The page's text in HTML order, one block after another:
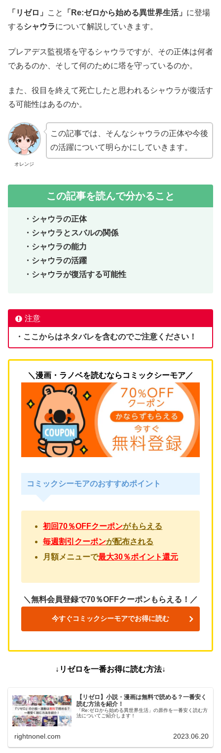
「リゼロ」 こと 「Re:ゼロから始める異世界生活」 に登場
するシャウラについて解説していきます。
プレアデス監視塔を守るシャウラですが、その正体は何者
であるのか、そして何のために塔を守っているのか。
また、役目を終えて死亡したと思われるシャウラが復活す
る可能性はあるのか。
オレンジ
この記事では、そんなシャウラの正体や今後
の活躍について明らかにしていきます。
この記事を読んで分かること
・シャウラの正体
・シャウラとスバルの関係
・シャウラの能力
・シャウラの活躍
・シャウラが復活する可能性
注意
・ここからはネタバレを含むのでご注意ください！
＼漫画・ラノベを読むならコミックシーモア／
コミックシーモアのおすすめポイント
初回70％OFFクーポンがもらえる
毎週割引クーポンが配布される
月額メニューで最大30％ポイント還元
＼無料会員登録で70％OFFクーポンもらえる！／
今すぐコミックシーモアでお得に読む
↓リゼロを一番お得に読む方法↓
【リゼロ】小説・漫画は無料で読める？一番安く
読む方法を紹介！
「Re:ゼロから始める異世界生活」の原作を一番安く読む方
法についてご紹介します！
rightnonel.com 2023.06.20